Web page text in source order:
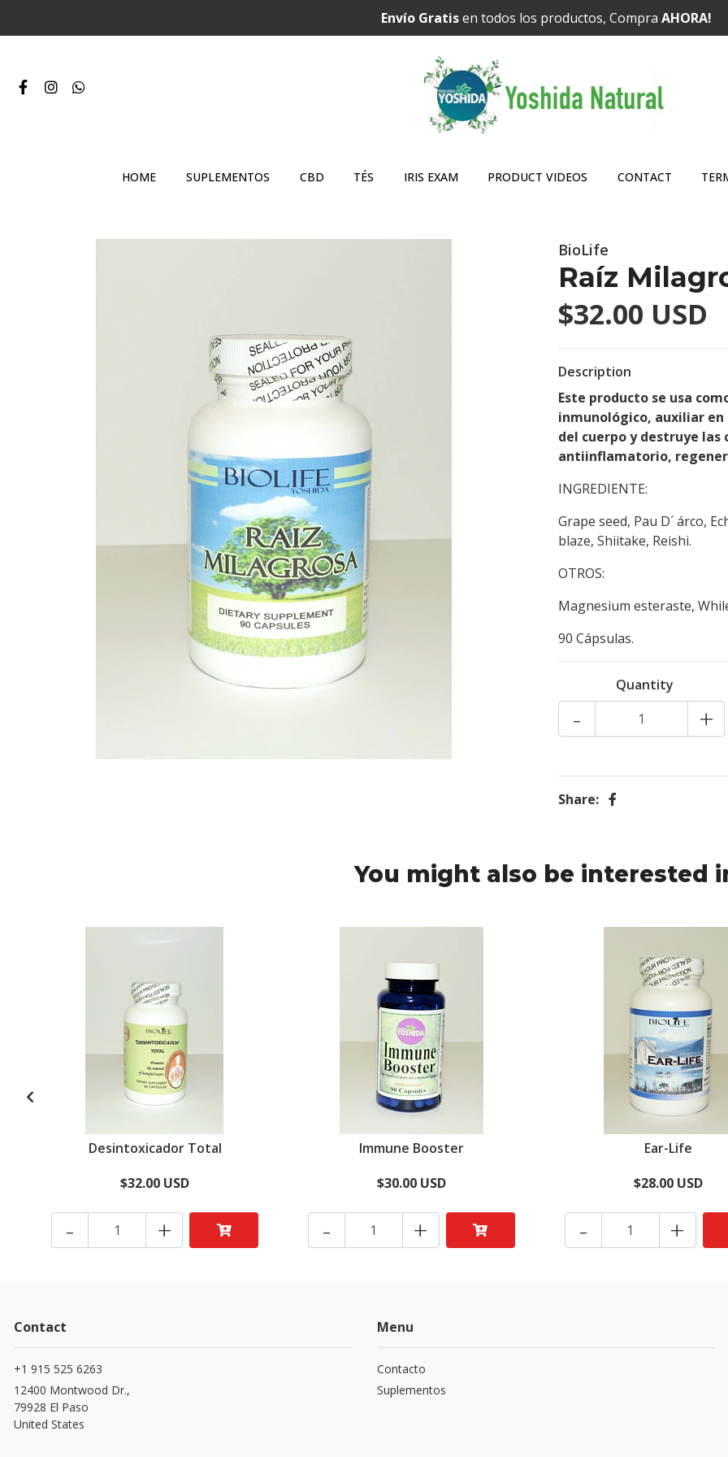
Envío Gratisen todos los productos, Compra AHORA!
HOME SUPLEMENTOS CBD TÉS IRIS EXAM PRODUCT VIDEOS CONTACT
BioLife
Raíz
$32.00 USD
Description
Este producto se usa
inmunológico, auxiliar
del cuerpo y destruye las
antiinflamatorio,
INGREDIENTE:
Grape seed, Pau D´ árco,
blaze, Shiitake, Reishi.
OTROS:
Magnesium esteraste,
90 Cápsulas.
Quantity
- +
Share:
You might also be interested
Desintoxicador Total
$32.00 USD
- +
Immune Booster
$30.00 USD
- +
Ear-Life
$28.00 USD
- +
Contact
+1 915 525 6263
12400 Montwood Dr.,
79928 El Paso
United States
Menu
Contacto
Suplementos